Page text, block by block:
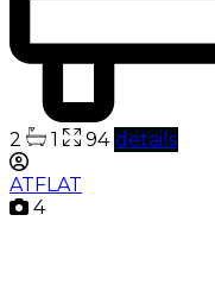
2 1 94 details
ATFLAT
4